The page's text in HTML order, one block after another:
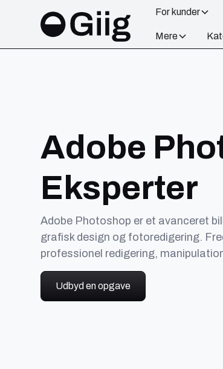
For kunder
Mere
Adobe
Eksperter
Adobe Photoshop er et avanceret
grafisk design og fotoredigering.
professionel redigering,
Udbyd en opgave